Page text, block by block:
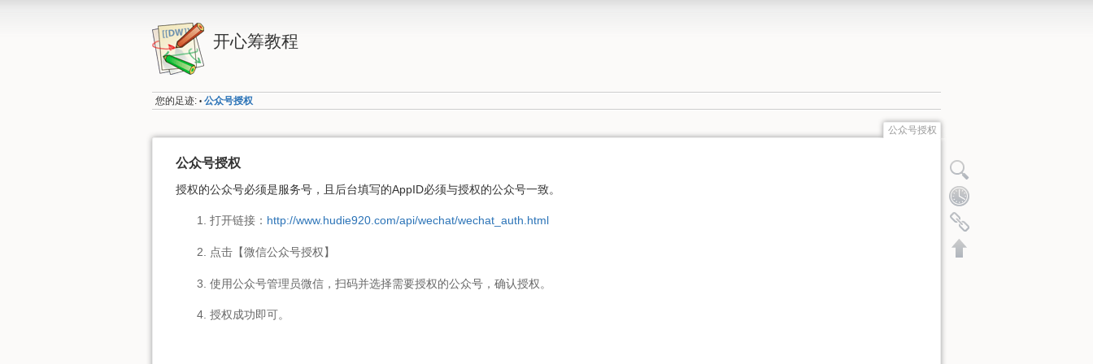
开心筹教程
您的足迹: • 公众号授权
公众号授权
公众号授权
授权的公众号必须是服务号，且后台填写的AppID必须与授权的公众号一致。
打开链接： http://www.hudie920.com/api/wechat/wechat_auth.html
点击【微信公众号授权】
使用公众号管理员微信，扫码并选择需要授权的公众号，确认授权。
授权成功即可。